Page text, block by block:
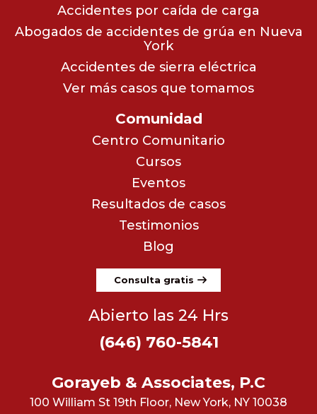
Accidentes por caída de carga
Abogados de accidentes de grúa en Nueva
York
Accidentes de sierra eléctrica
Ver más casos que tomamos
Comunidad
Centro Comunitario
Cursos
Eventos
Resultados de casos
Testimonios
Blog
Consulta gratis
Abierto las 24 Hrs
(646) 760-5841
Gorayeb & Associates, P.C
100 William St 19th Floor, New York, NY 10038